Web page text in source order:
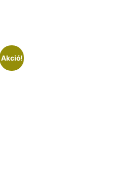
Akció!